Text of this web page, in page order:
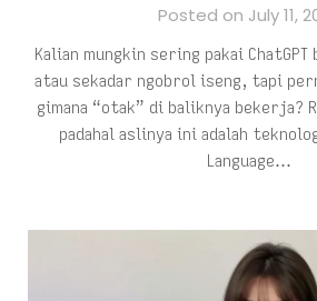
Posted on July 11,
Kalian mungkin sering pakai
atau sekadar ngobrol iseng, tapi
gimana “otak” di baliknya bekerja?
padahal aslinya ini adalah
Language…